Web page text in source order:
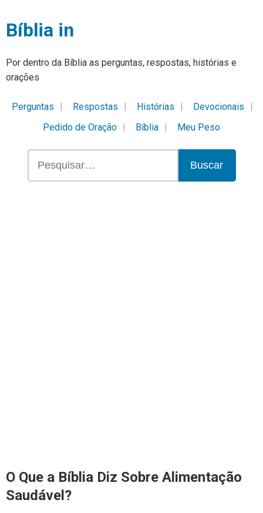
Bíblia in
Por dentro da Bíblia as perguntas, respostas, histórias e
orações
Perguntas Respostas Histórias
Devocionais
Pedido de Oração
Bíblia Meu Peso
Buscar
O Que a Bíblia Diz Sobre Alimentação
Saudável?